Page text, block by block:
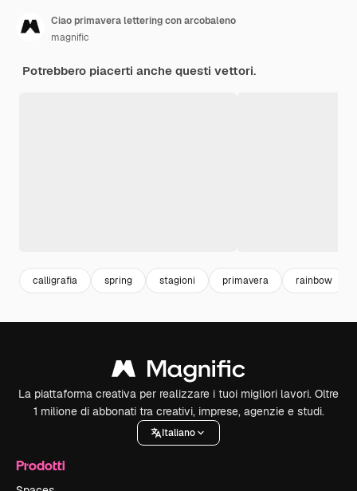
Ciao primavera lettering con arcobaleno
magnific
Potrebbero piacerti anche questi vettori.
calligrafia spring stagioni primavera rainbow
La piattaforma creativa per realizzare i tuoi migliori lavori. Oltre
1 milione di abbonati tra creativi, imprese, agenzie e studi.
Italiano
Prodotti